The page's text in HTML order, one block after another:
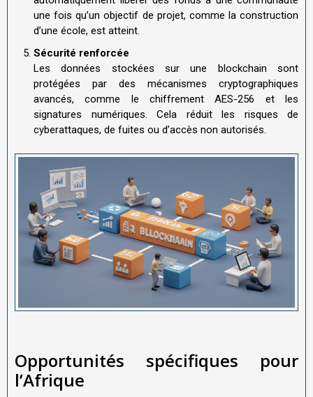
une fois qu’un objectif de projet, comme la construction
d’une école, est atteint.
Sécurité renforcée
Les données stockées sur une blockchain sont
protégées par des mécanismes cryptographiques
avancés, comme le chiffrement AES-256 et les
signatures numériques. Cela réduit les risques de
cyberattaques, de fuites ou d’accès non autorisés.
Opportunités spécifiques pour
l’Afrique